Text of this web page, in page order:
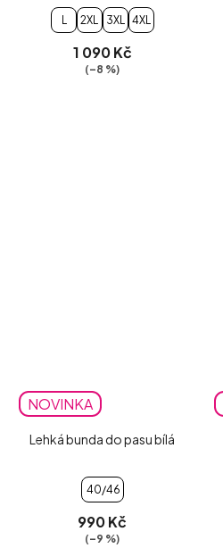
L 2XL 3XL 4XL
1 090 Kč
(–8 %)
NOVINKA
Lehká bunda do pasu bílá
40/46
990 Kč
(–9 %)